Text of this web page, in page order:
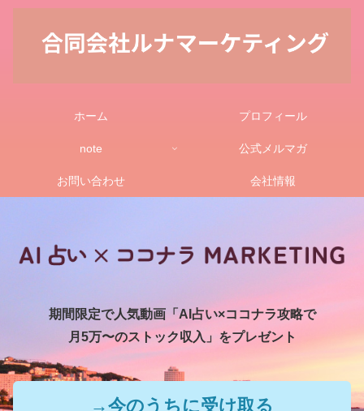
ホーム プロフィール
note 公式メルマガ
お問い合わせ 会社情報
期間限定で人気動画「AI占い×ココナラ攻略で
月5万〜のストック収入」をプレゼント
→今のうちに受け取る